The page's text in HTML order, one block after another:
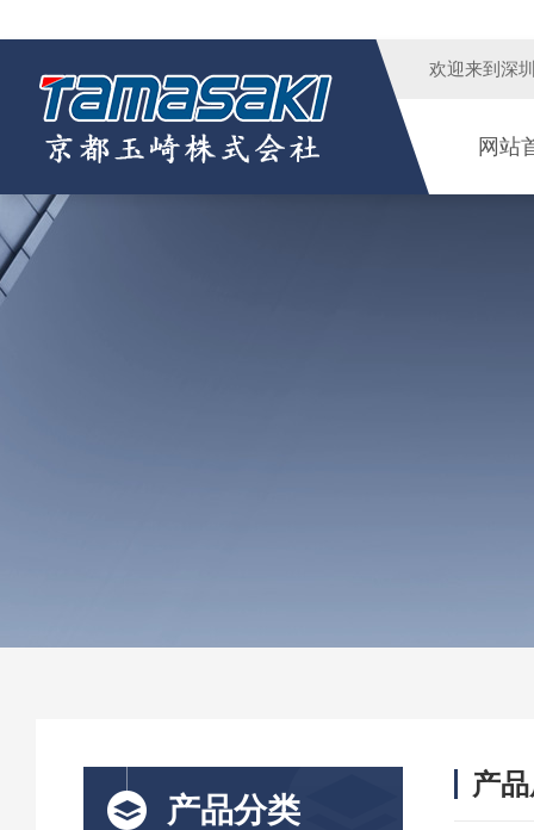
欢迎来到 深
网站
产品分类
产